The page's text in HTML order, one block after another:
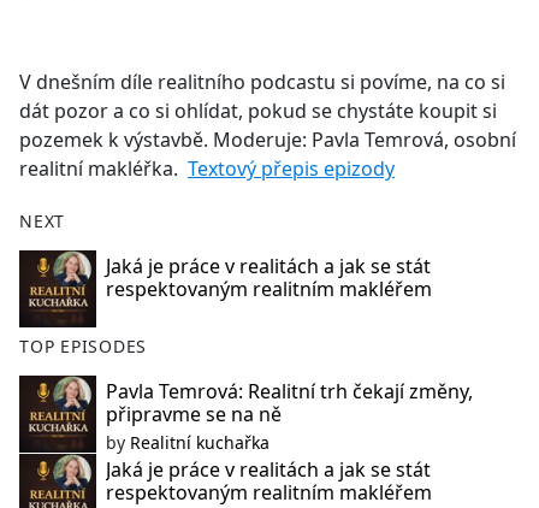
b
o
o
k
V dnešním díle realitního podcastu si povíme, na co si
dát pozor a co si ohlídat, pokud se chystáte koupit si
pozemek k výstavbě. Moderuje: Pavla Temrová, osobní
realitní makléřka. Textový přepis epizody
NEXT
Jaká je práce v realitách a jak se stát
respektovaným realitním makléřem
TOP EPISODES
Pavla Temrová: Realitní trh čekají změny,
připravme se na ně
by Realitní kuchařka
Jaká je práce v realitách a jak se stát
respektovaným realitním makléřem